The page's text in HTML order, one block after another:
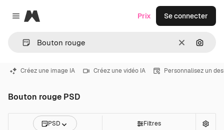
Close menu
Magnific
Effacer
Prix Se connecter
Créez une image IA Créez une vidéo IA Personnalisez un
Bouton rouge PSD
PSD Filtres